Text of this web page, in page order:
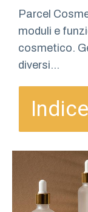
Parcel
moduli e
cosmetico.
diversi...
Indice